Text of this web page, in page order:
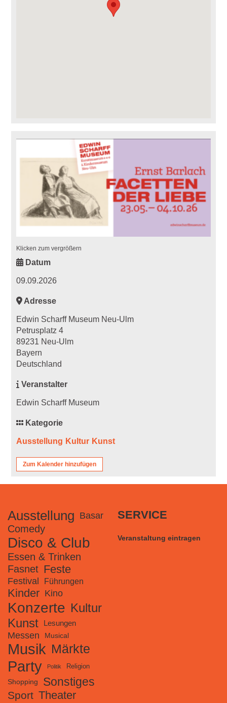
Klicken zum vergrößern
Datum
09.09.2026
Adresse
Edwin Scharff Museum Neu-Ulm
Petrusplatz 4
89231 Neu-Ulm
Bayern
Deutschland
Veranstalter
Edwin Scharff Museum
Kategorie
Ausstellung Kultur Kunst
Zum Kalender hinzufügen
Ausstellung Basar
Comedy
Disco & Club
Essen & Trinken
Fasnet Feste
Festival Führungen
Kinder Kino
Konzerte Kultur
Kunst
Lesungen
Messen Musical
Musik Märkte
Party Politik Religion
Shopping Sonstiges
Sport Theater
SERVICE
Veranstaltung eintragen